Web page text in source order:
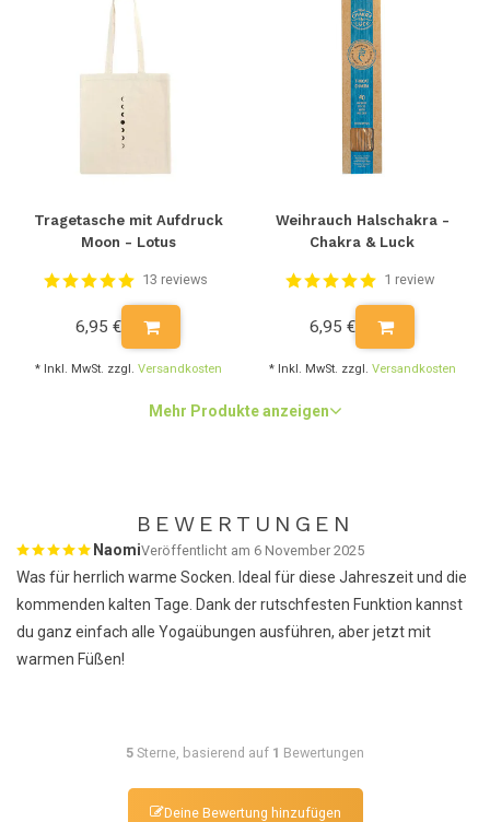
und 600 Umdrehungen und vermeide den Trockner. So
verhinderst du ein Einlaufen. Verwende vorzugsweise
Weichspüler oder synthetische Waschmittel. Lasse die Socken
nach dem Waschen auf der Wäscheleine trocknen.
Bitte beachte: Rückgabe
mehr umgetauscht werden. Nur Socken, die noch neu und
gebrochen sein.
Tragetasche mit Aufdruck
Moon - Lotus
13 reviews
6,95 €
* Inkl. MwSt. zzgl. Versandkosten
Weihrauch Halschakra -
Chakra & Luck
1 review
6,95 €
* Inkl. MwSt. zzgl. Versandkosten
Mehr Produkte anzeigen
BEWERTUNGEN
NaomiVeröffentlicht am 6 November 2025
Was für herrlich warme Socken. Ideal für diese Jahreszeit und die
kommenden kalten Tage. Dank der rutschfesten Funktion kannst
du ganz einfach alle Yogaübungen ausführen, aber jetzt mit
warmen Füßen!
5 Sterne, basierend auf 1 Bewertungen
Deine Bewertung hinzufügen